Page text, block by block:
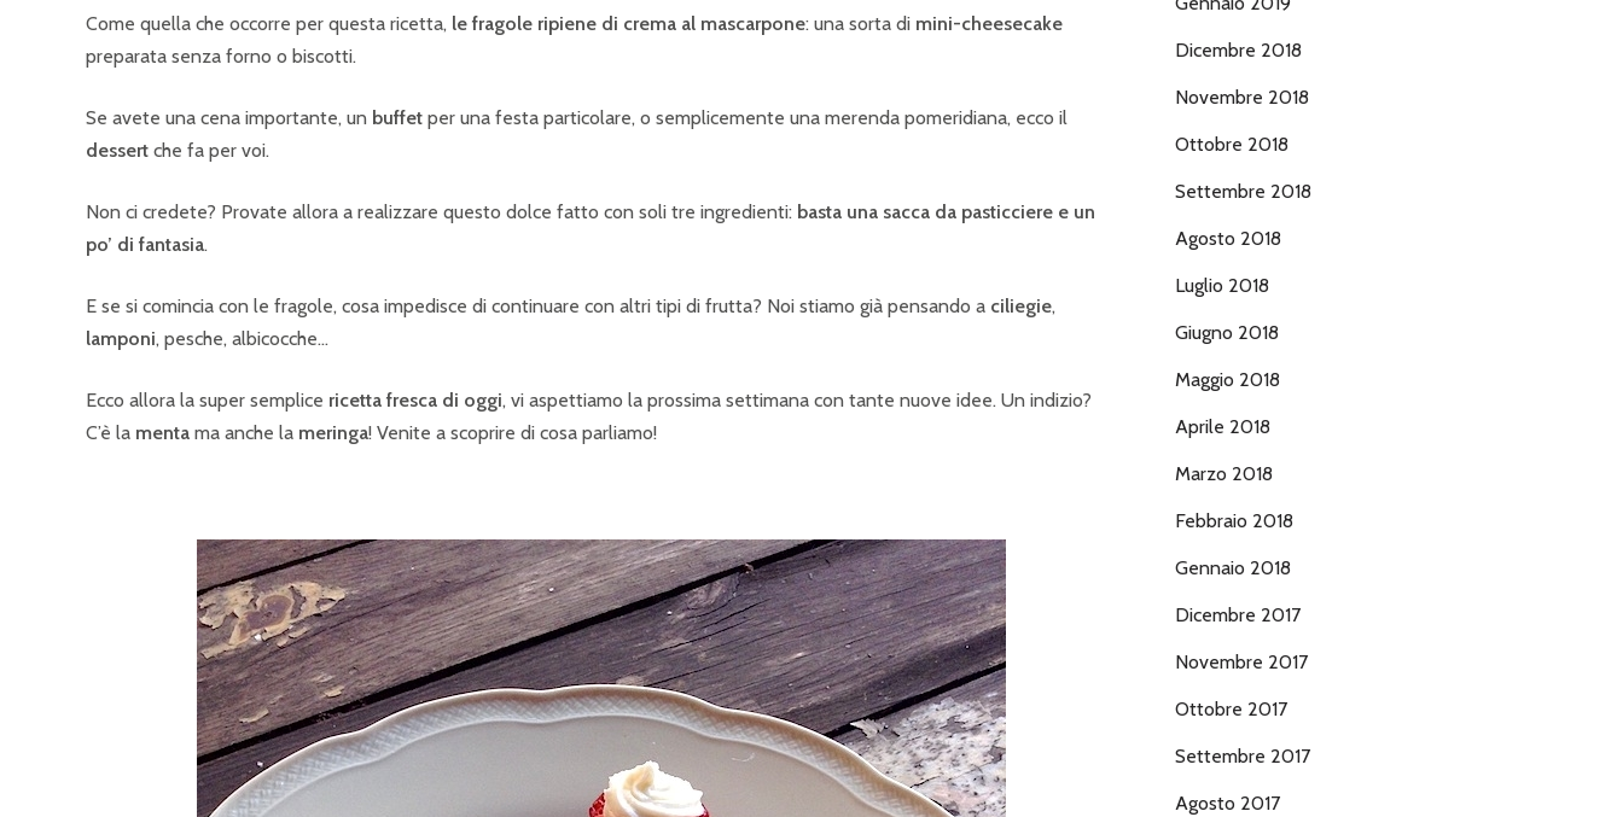
Come quella che occorre per questa ricetta, le fragole ripiene di crema al mascarpone: una sorta di mini-cheesecake
preparata senza forno o biscotti.
Se avete una cena importante, un buffet per una festa particolare, o semplicemente una merenda pomeridiana, ecco il
dessert che fa per voi.
Non ci credete? Provate allora a realizzare questo dolce fatto con soli tre ingredienti: basta una sacca da pasticciere e un
po’ di fantasia.
E se si comincia con le fragole, cosa impedisce di continuare con altri tipi di frutta? Noi stiamo già pensando a ciliegie,
lamponi, pesche, albicocche…
Ecco allora la super semplice ricetta fresca di oggi, vi aspettiamo la prossima settimana con tante nuove idee. Un indizio?
C’è la menta ma anche la meringa! Venite a scoprire di cosa parliamo!
Dicembre 2018
Novembre 2018
Ottobre 2018
Settembre 2018
Agosto 2018
Luglio 2018
Giugno 2018
Maggio 2018
Aprile 2018
Marzo 2018
Febbraio 2018
Gennaio 2018
Dicembre 2017
Novembre 2017
Ottobre 2017
Settembre 2017
Agosto 2017